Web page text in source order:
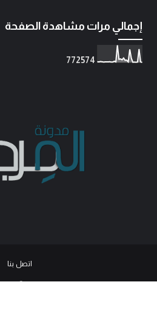
إجمالي مرات مشاهدة الصفحة
772574
اتصل بنا